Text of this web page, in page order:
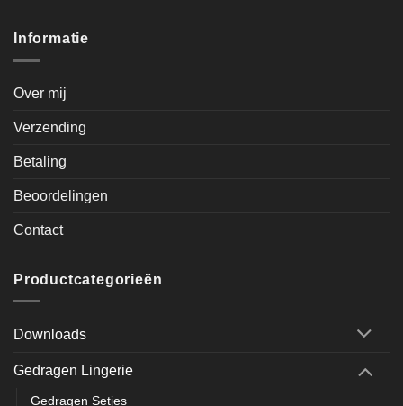
Informatie
Over mij
Verzending
Betaling
Beoordelingen
Contact
Productcategorieën
Downloads
Gedragen Lingerie
Gedragen Setjes